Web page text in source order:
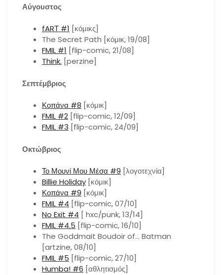
Αύγουστος
fARΤ #1 [κόμικς]
The Secret Path [κόμικ, 19/08]
FMIL #1 [flip-comic, 21/08]
Think. [perzine]
Σεπτέμβριος
Κοπάνα #8 [κόμικ]
FMIL #2 [flip-comic, 12/09]
FMIL #3 [flip-comic, 24/09]
Οκτώβριος
Το Μουνί Μου Μέσα #9 [λογοτεχνία]
Billie Holiday [κόμικ]
Κοπάνα #9 [κόμικ]
FMIL #4 [flip-comic, 07/10]
No Exit #4 [ hxc/punk, 13/14]
FMIL #4.5 [flip-comic, 16/10]
The Goddmait Boudoir of… Batman
[artzine, 08/10]
FMIL #5 [flip-comic, 27/10]
Humba! #6 [αθλητισμός]